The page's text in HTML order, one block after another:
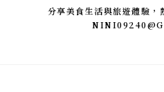
分享美食生活與旅遊體驗，